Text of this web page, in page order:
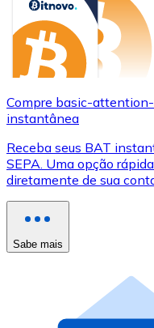
Compre basic-
instantânea
Receba seus BAT
SEPA. Uma opção
diretamente de sua
Sabe mais